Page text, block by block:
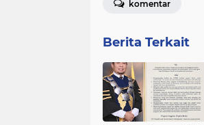
komentar
Berita Terkait